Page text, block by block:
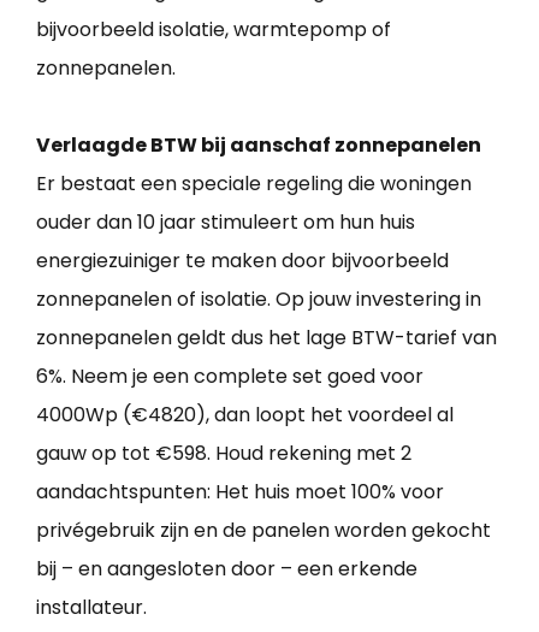
bijvoorbeeld isolatie, warmtepomp of
zonnepanelen.
Verlaagde BTW bij aanschaf zonnepanelen
Er bestaat een speciale regeling die woningen
ouder dan 10 jaar stimuleert om hun huis
energiezuiniger te maken door bijvoorbeeld
zonnepanelen of isolatie. Op jouw investering in
zonnepanelen geldt dus het lage BTW-tarief van
6%. Neem je een complete set goed voor
4000Wp (€4820), dan loopt het voordeel al
gauw op tot €598. Houd rekening met 2
aandachtspunten: Het huis moet 100% voor
privégebruik zijn en de panelen worden gekocht
bij – en aangesloten door – een erkende
installateur.